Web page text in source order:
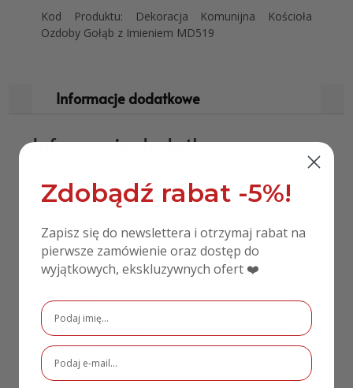
Kod Produktu: Dekoracja Komunijna Kościoła
Ozdoby Gołąb z Imieniem MD519
Informacje dodatkowe
Informacje dodatkowe
0,50 kg
Materiał
HDF
Rozmiar
20×22 cm
Rodzaj personalizacji
Drukowane
Kolor
Zdobądź rabat -5%!
Zapisz się do newslettera i otrzymaj rabat na
pierwsze zamówienie oraz dostęp do
wyjątkowych, ekskluzywnych ofert ❤️